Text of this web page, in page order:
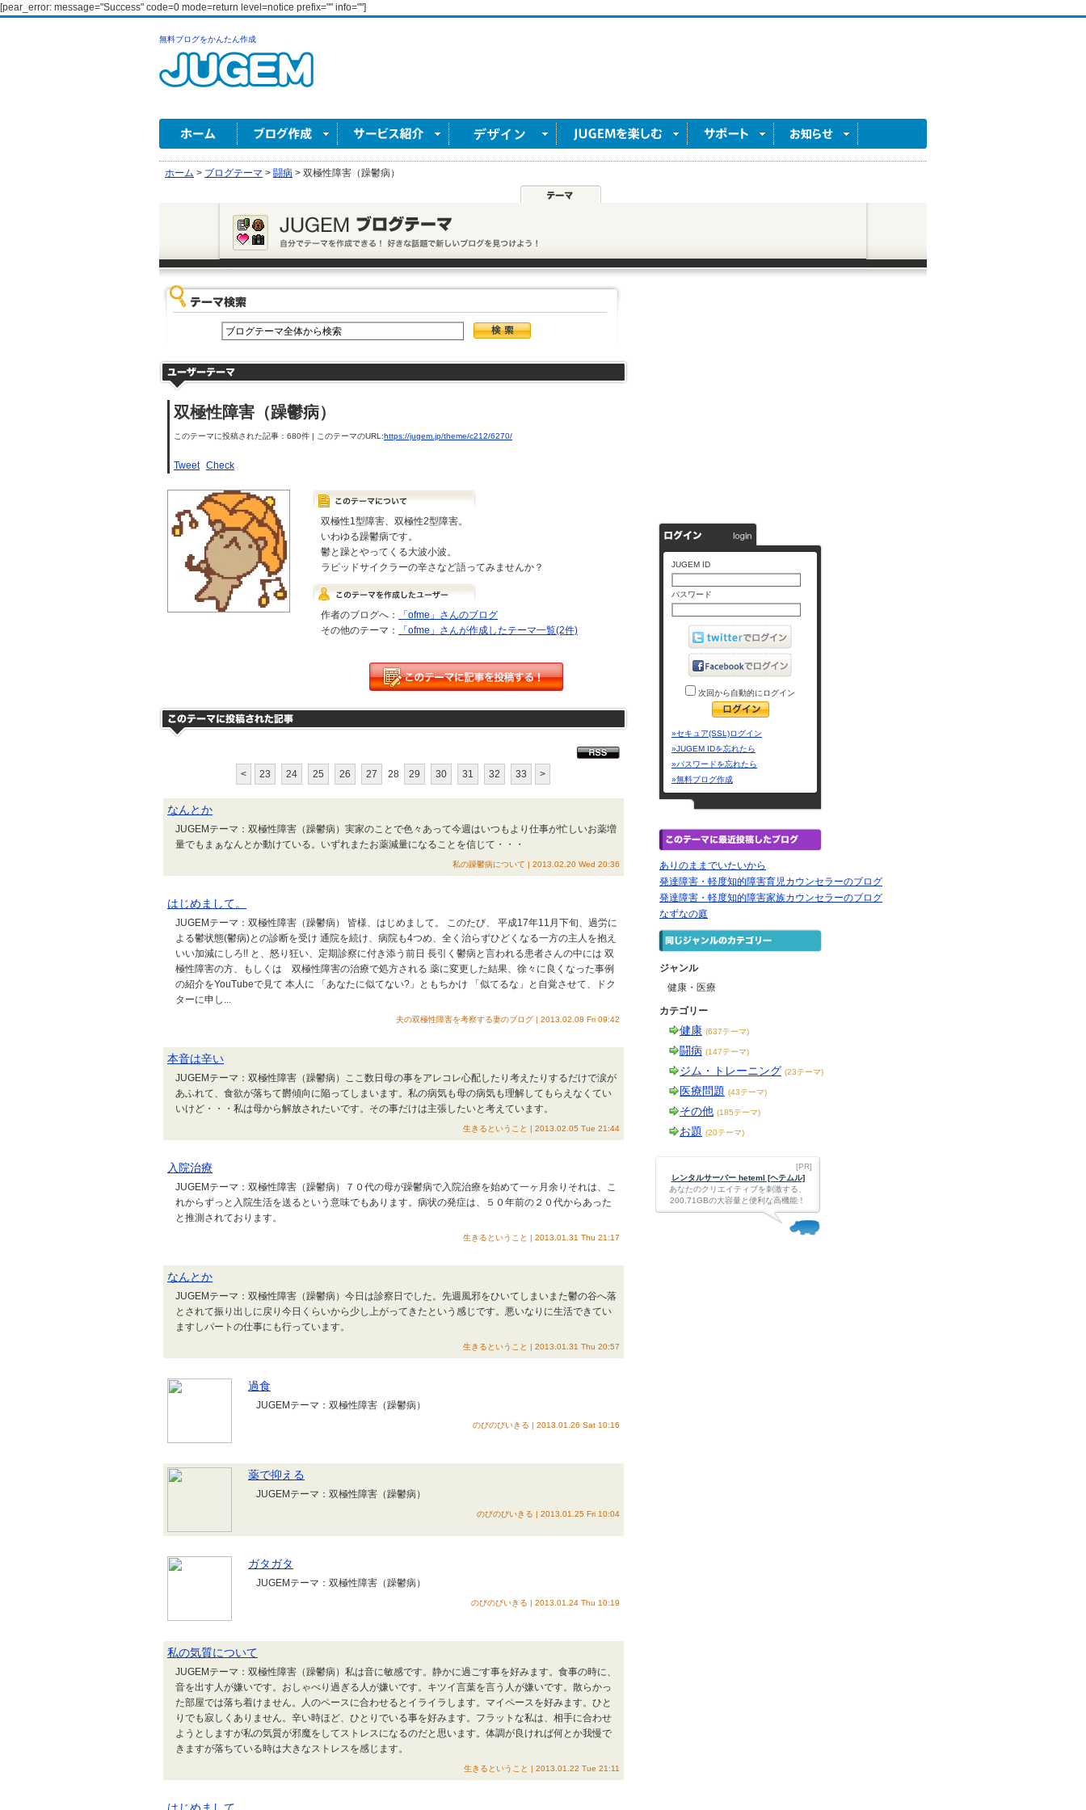
[pear_error: message="Success" code=0 mode=return level=notice prefix="" info=""]
無料ブログをかんたん作成
ホーム > ブログテーマ > 闘病 > 双極性障害（躁鬱病）
双極性障害（躁鬱病）
このテーマに投稿された記事：680件 | このテーマのURL:https://jugem.jp/theme/c212/6270/
Tweet Check
双極性1型障害、双極性2型障害。
いわゆる躁鬱病です。
鬱と躁とやってくる大波小波。
ラピッドサイクラーの辛さなど語ってみませんか？
作者のブログへ：
「ofme」さんのブログ
その他のテーマ：
「ofme」さんが作成したテーマ一覧(2件)
< 23 24 25 26 27 28 29 30 31 32 33 >
なんとか
JUGEMテーマ：双極性障害（躁鬱病）実家のことで色々あって今週はいつもより仕事が忙しいお薬増
量でもまぁなんとか動けている。いずれまたお薬減量になることを信じて・・・
私の躁鬱病について | 2013.02.20 Wed 20:36
はじめまして。
JUGEMテーマ：双極性障害（躁鬱病） 皆様、はじめまして。 このたび、 平成17年11月下旬、過労に
よる鬱状態(鬱病)との診断を受け 通院を続け、病院も4つめ、全く治らずひどくなる一方の主人を抱え
いい加減にしろ!! と、怒り狂い、定期診察に付き添う前日 長引く鬱病と言われる患者さんの中には 双
極性障害の方、もしくは 双極性障害の治療で処方される 薬に変更した結果、徐々に良くなった事例
の紹介をYouTubeで見て 本人に 「あなたに似てない?」ともちかけ 「似てるな」と自覚させて、ドク
ターに申し...
夫の双極性障害を考察する妻のブログ | 2013.02.08 Fri 09:42
本音は辛い
JUGEMテーマ：双極性障害（躁鬱病）ここ数日母の事をアレコレ心配したり考えたりするだけで涙が
あふれて、食欲が落ちて欝傾向に陥ってしまいます。私の病気も母の病気も理解してもらえなくてい
いけど・・・私は母から解放されたいです。その事だけは主張したいと考えています。
生きるということ | 2013.02.05 Tue 21:44
入院治療
JUGEMテーマ：双極性障害（躁鬱病）７０代の母が躁鬱病で入院治療を始めて一ヶ月余りそれは、こ
れからずっと入院生活を送るという意味でもあります。病状の発症は、５０年前の２０代からあった
と推測されております。
生きるということ | 2013.01.31 Thu 21:17
なんとか
JUGEMテーマ：双極性障害（躁鬱病）今日は診察日でした。先週風邪をひいてしまいまた鬱の谷へ落
とされて振り出しに戻り今日くらいから少し上がってきたという感じです。悪いなりに生活できてい
ますしパートの仕事にも行っています。
生きるということ | 2013.01.31 Thu 20:57
過食
JUGEMテーマ：双極性障害（躁鬱病）
のびのびいきる | 2013.01.26 Sat 10:16
薬で抑える
JUGEMテーマ：双極性障害（躁鬱病）
のびのびいきる | 2013.01.25 Fri 10:04
ガタガタ
JUGEMテーマ：双極性障害（躁鬱病）
のびのびいきる | 2013.01.24 Thu 10:19
私の気質について
JUGEMテーマ：双極性障害（躁鬱病）私は音に敏感です。静かに過ごす事を好みます。食事の時に、
音を出す人が嫌いです。おしゃべり過ぎる人が嫌いです。キツイ言葉を言う人が嫌いです。散らかっ
た部屋では落ち着けません。人のペースに合わせるとイライラします。マイペースを好みます。ひと
りでも寂しくありません。辛い時ほど、ひとりでいる事を好みます。フラットな私は、相手に合わせ
ようとしますが私の気質が邪魔をしてストレスになるのだと思います。体調が良ければ何とか我慢で
きますが落ちている時は大きなストレスを感じます。
生きるということ | 2013.01.22 Tue 21:11
JUGEM ID
パスワード
次回から自動的にログイン
»セキュア(SSL)ログイン
»JUGEM IDを忘れたら
»パスワードを忘れたら
»無料ブログ作成
ありのままでいたいから
発達障害・軽度知的障害育児カウンセラーのブログ
発達障害・軽度知的障害家族カウンセラーのブログ
なずなの庭
ジャンル
健康・医療
カテゴリー
健康 (637テーマ)
闘病 (147テーマ)
ジム・トレーニング (23テーマ)
医療問題 (43テーマ)
その他 (185テーマ)
お題 (20テーマ)
[PR]
レンタルサーバー heteml [ヘテムル]
あなたのクリエイティブを刺激する、
200.71GBの大容量と便利な高機能！